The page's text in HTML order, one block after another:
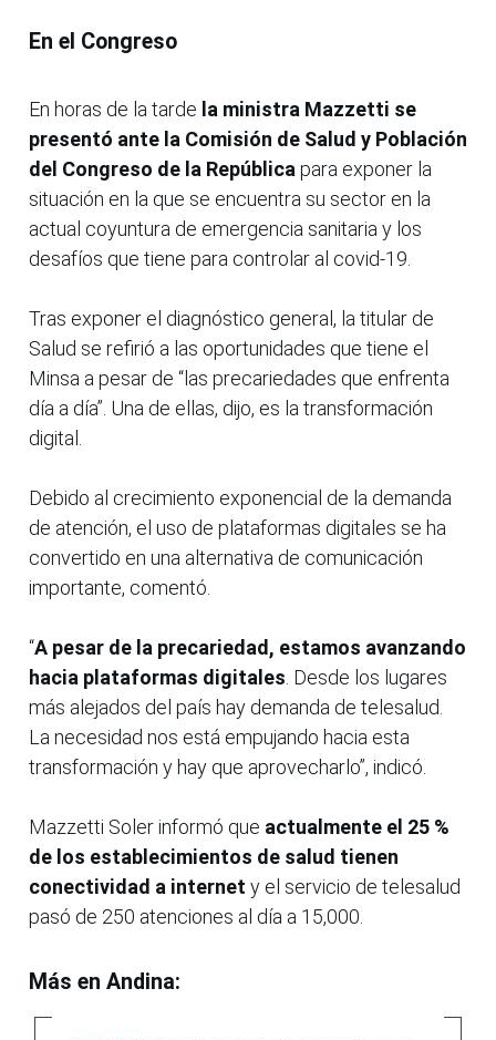
En el Congreso
En horas de la tarde la ministra Mazzetti se
presentó ante la Comisión de Salud y Población
del Congreso de la República para exponer la
situación en la que se encuentra su sector en la
actual coyuntura de emergencia sanitaria y los
desafíos que tiene para controlar al covid-19.
Tras exponer el diagnóstico general, la titular de
Salud se refirió a las oportunidades que tiene el
Minsa a pesar de “las precariedades que enfrenta
día a día”. Una de ellas, dijo, es la transformación
digital.
Debido al crecimiento exponencial de la demanda
de atención, el uso de plataformas digitales se ha
convertido en una alternativa de comunicación
importante, comentó.
“A pesar de la precariedad, estamos avanzando
hacia plataformas digitales . Desde los lugares
más alejados del país hay demanda de telesalud.
La necesidad nos está empujando hacia esta
transformación y hay que aprovecharlo”, indicó.
Mazzetti Soler informó que actualmente el 25 %
de los establecimientos de salud tienen
conectividad a internet y el servicio de telesalud
pasó de 250 atenciones al día a 15,000.
Más en Andina: